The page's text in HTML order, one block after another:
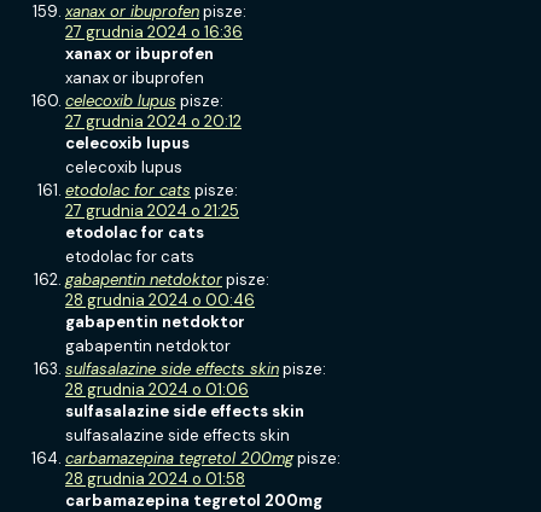
xanax or ibuprofenpisze:
27 grudnia 2024 o 16:36
xanax or ibuprofen
xanax or ibuprofen
celecoxib lupus pisze:
27 grudnia 2024 o 20:12
celecoxib lupus
celecoxib lupus
etodolac for cats pisze:
27 grudnia 2024 o 21:25
etodolac for cats
etodolac for cats
gabapentin netdoktorpisze:
28 grudnia 2024 o 00:46
gabapentin netdoktor
gabapentin netdoktor
sulfasalazine side effects skinpisze:
28 grudnia 2024 o 01:06
sulfasalazine side effects skin
sulfasalazine side effects skin
carbamazepina tegretol 200mgpisze:
28 grudnia 2024 o 01:58
carbamazepina tegretol 200mg